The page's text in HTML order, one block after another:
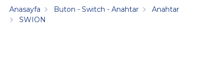
Anasayfa Buton - Switch - Anahtar
Anahtar
SWION